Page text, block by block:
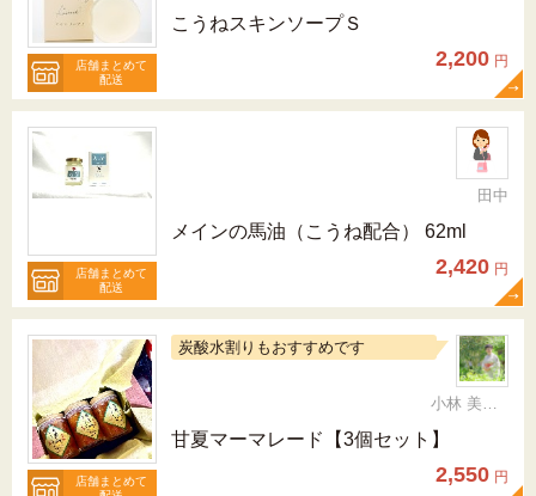
店舗まとめて
配送
こうねスキンソープＳ
2,200 円
店舗まとめて
配送
田中
メインの馬油（こうね配合） 62ml
2,420 円
店舗まとめて
炭酸水割りもおすすめです
小林 美智代
甘夏マーマレード【3個セット】
2,550 円